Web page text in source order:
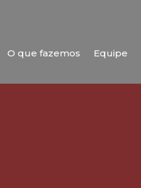
O que fazemos Equipe